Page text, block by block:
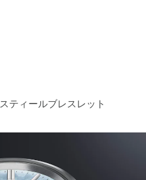
スティールブレスレット